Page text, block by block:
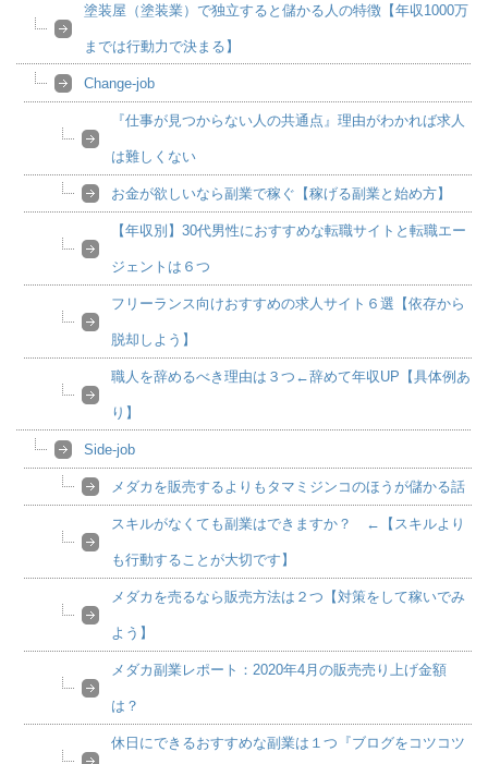
塗装屋（塗装業）で独立すると儲かる人の特徴【年収1000万
までは行動力で決まる】
Change-job
『仕事が見つからない人の共通点』理由がわかれば求人
は難しくない
お金が欲しいなら副業で稼ぐ【稼げる副業と始め方】
【年収別】30代男性におすすめな転職サイトと転職エー
ジェントは６つ
フリーランス向けおすすめの求人サイト６選【依存から
脱却しよう】
職人を辞めるべき理由は３つ←辞めて年収UP【具体例あ
り】
Side-job
メダカを販売するよりもタマミジンコのほうが儲かる話
スキルがなくても副業はできますか？ ←【スキルより
も行動することが大切です】
メダカを売るなら販売方法は２つ【対策をして稼いでみ
よう】
メダカ副業レポート：2020年4月の販売売り上げ金額
は？
休日にできるおすすめな副業は１つ『ブログをコツコツ